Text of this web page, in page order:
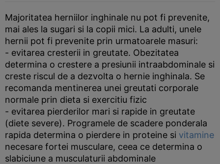
Majoritatea herniilor inghinale nu pot fi prevenite,
mai ales la sugari si la copii mici. La adulti, unele
hernii pot fi prevenite prin urmatoarele masuri:
- evitarea cresterii in greutate. Obezitatea
determina o crestere a presiunii intraabdominale si
creste riscul de a dezvolta o hernie inghinala. Se
recomanda mentinerea unei greutati corporale
normale prin dieta si exercitiu fizic
- evitarea pierderilor mari si rapide in greutate
(diete severe). Programele de scadere ponderala
rapida determina o pierdere in proteine si vitamine
necesare fortei musculare, ceea ce determina o
slabiciune a musculaturii abdominale